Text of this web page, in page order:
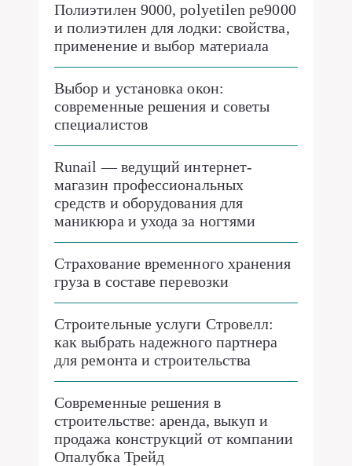
Полиэтилен 9000, polyetilen pe9000
и полиэтилен для лодки: свойства,
применение и выбор материала
Выбор и установка окон:
современные решения и советы
специалистов
Runail — ведущий интернет-
магазин профессиональных
средств и оборудования для
маникюра и ухода за ногтями
Страхование временного хранения
груза в составе перевозки
Строительные услуги Стровелл:
как выбрать надежного партнера
для ремонта и строительства
Современные решения в
строительстве: аренда, выкуп и
продажа конструкций от компании
Опалубка Трейд